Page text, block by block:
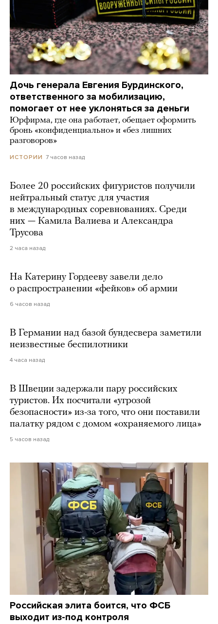
Дочь генерала Евгения Бурдинского,
ответственного за мобилизацию,
помогает от нее уклоняться за деньги
Юрфирма, где она работает, обещает оформить
бронь «конфиденциально» и «без лишних
разговоров»
ИСТОРИИ 7 часов назад
Более 20 российских фигуристов получили
нейтральный статус для участия
в международных соревнованиях. Среди
них — Камила Валиева и Александра
Трусова
2 часа назад
На Катерину Гордееву завели дело
о распространении «фейков» об армии
6 часов назад
В Германии над базой бундесвера заметили
неизвестные беспилотники
4 часа назад
В Швеции задержали пару российских
туристов. Их посчитали «угрозой
безопасности» из-за того, что они поставили
палатку рядом с домом «охраняемого лица»
5 часов назад
Российская элита боится, что ФСБ
выходит из-под контроля